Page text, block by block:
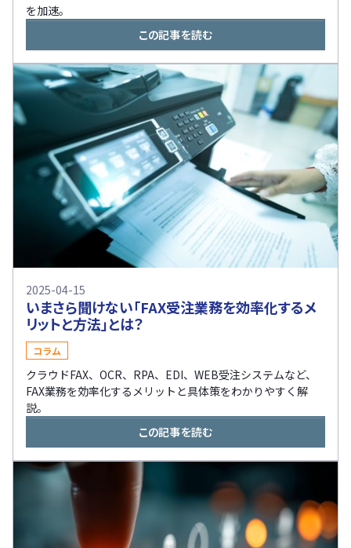
を加速。
この記事を読む
2025-04-15
いまさら聞けない「FAX受注業務を効率化するメ
リットと方法」とは？
コラム
クラウドFAX、OCR、RPA、EDI、WEB受注システムなど、
FAX業務を効率化するメリットと具体策をわかりやすく解
説。
この記事を読む